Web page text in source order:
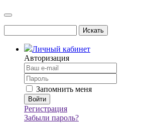
Личный кабинет
Авторизация
Запомнить меня
Регистрация
Забыли пароль?